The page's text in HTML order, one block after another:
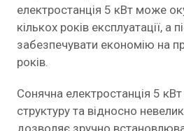
електростанція 5 кВт може
кількох років експлуатації, а
забезпечувати економію на
років.
Сонячна електростанція 5
структуру та відносно
дозволяє зручно